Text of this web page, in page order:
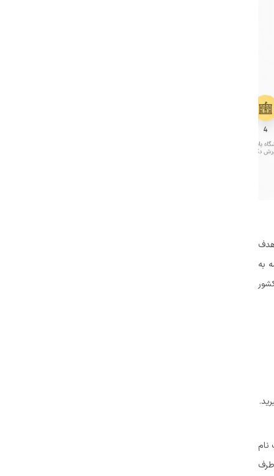
به
نام